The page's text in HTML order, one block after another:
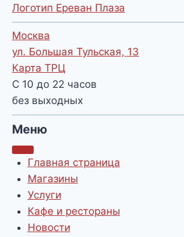
Логотип Ереван Плаза
Москва
ул. Большая Тульская, 13
Карта ТРЦ
С 10 до 22 часов
без выходных
Меню
Главная страница
Магазины
Услуги
Кафе и рестораны
Новости